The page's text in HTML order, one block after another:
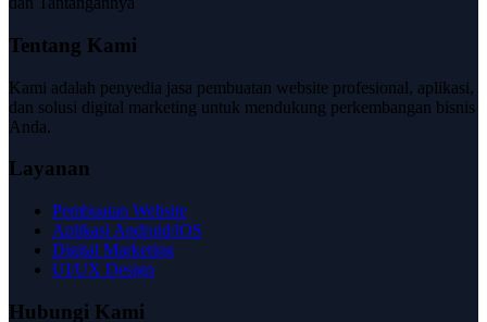
Tentang Kami
Kami adalah penyedia jasa pembuatan website profesional, aplikasi,
dan solusi digital marketing untuk mendukung perkembangan bisnis
Anda.
Layanan
Pembuatan Website
Aplikasi Android/iOS
Digital Marketing
UI/UX Design
Hubungi Kami